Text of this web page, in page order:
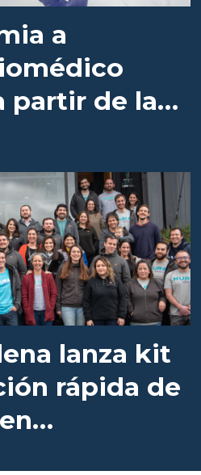
a
partir de la
lanza kit
rápida de